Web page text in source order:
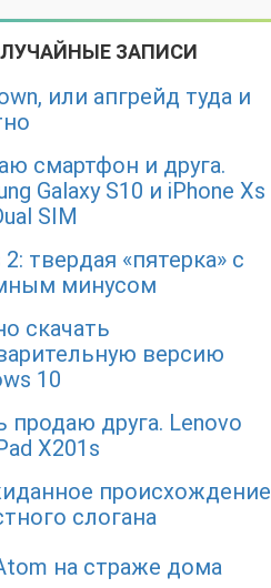
ЗАПИСИ
или апгрейд туда и
смартфон и друга.
Galaxy S10 и iPhone Xs
SIM
2: твердая «пятерка» с
минусом
скачать
версию
10
продаю друга. Lenovo
X201s
происхождение
слогана
на страже дома